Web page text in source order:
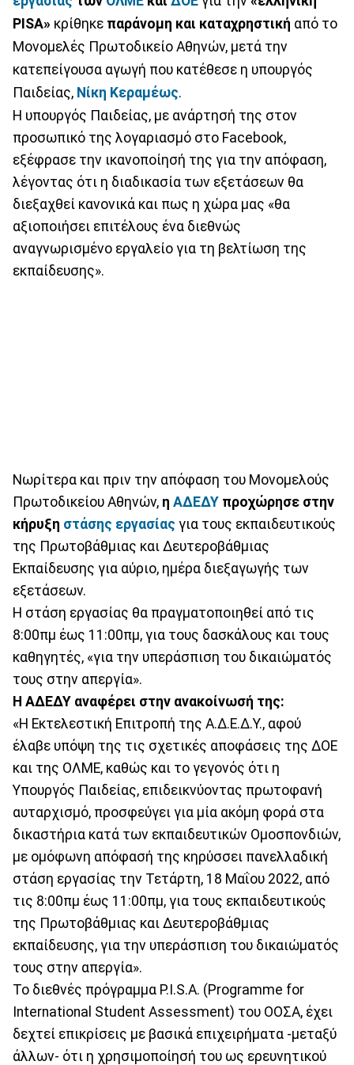
PISA» κρίθηκε παράνομη και καταχρηστική από το
Μονομελές Πρωτοδικείο Αθηνών, μετά την
κατεπείγουσα αγωγή που κατέθεσε η υπουργός
Παιδείας, Νίκη Κεραμέως.
Η υπουργός Παιδείας, με ανάρτησή της στον
προσωπικό της λογαριασμό στο Facebook,
εξέφρασε την ικανοποίησή της για την απόφαση,
λέγοντας ότι η διαδικασία των εξετάσεων θα
διεξαχθεί κανονικά και πως η χώρα μας «θα
αξιοποιήσει επιτέλους ένα διεθνώς
αναγνωρισμένο εργαλείο για τη βελτίωση της
εκπαίδευσης».
Νωρίτερα και πριν την απόφαση του Μονομελούς
Πρωτοδικείου Αθηνών, η ΑΔΕΔΥ προχώρησε στην
κήρυξη στάσης εργασίας για τους εκπαιδευτικούς
της Πρωτοβάθμιας και Δευτεροβάθμιας
Εκπαίδευσης για αύριο, ημέρα διεξαγωγής των
εξετάσεων.
Η στάση εργασίας θα πραγματοποιηθεί από τις
8:00πμ έως 11:00πμ, για τους δασκάλους και τους
καθηγητές, «για την υπεράσπιση του δικαιώματός
τους στην απεργία».
Η ΑΔΕΔΥ αναφέρει στην ανακοίνωσή της:
«Η Εκτελεστική Επιτροπή της Α.Δ.Ε.Δ.Υ., αφού
έλαβε υπόψη της τις σχετικές αποφάσεις της ΔΟΕ
και της ΟΛΜΕ, καθώς και το γεγονός ότι η
Υπουργός Παιδείας, επιδεικνύοντας πρωτοφανή
αυταρχισμό, προσφεύγει για μία ακόμη φορά στα
δικαστήρια κατά των εκπαιδευτικών Ομοσπονδιών,
με ομόφωνη απόφασή της κηρύσσει πανελλαδική
στάση εργασίας την Τετάρτη, 18 Μαΐου 2022, από
τις 8:00πμ έως 11:00πμ, για τους εκπαιδευτικούς
της Πρωτοβάθμιας και Δευτεροβάθμιας
εκπαίδευσης, για την υπεράσπιση του δικαιώματός
τους στην απεργία».
Το διεθνές πρόγραμμα P.I.S.A. (Programme for
International Student Assessment) του ΟΟΣΑ, έχει
δεχτεί επικρίσεις με βασικά επιχειρήματα -μεταξύ
άλλων- ότι η χρησιμοποίησή του ως ερευνητικού